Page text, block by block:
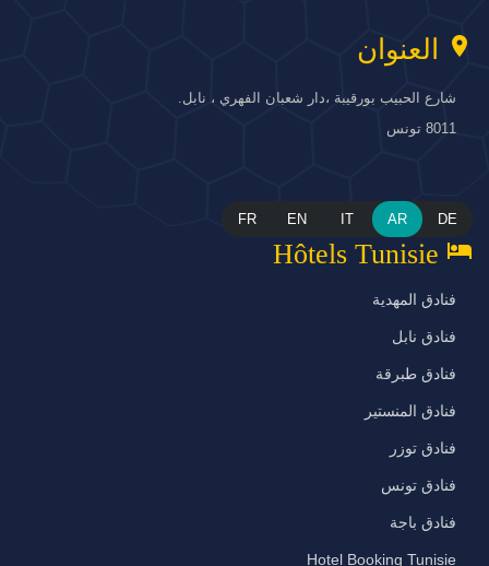
location_on العنوان
شارع الحبيب بورقيبة ،دار شعبان الفهري ، نابل.
8011 تونس
FR EN IT AR DE
hotel
فنادق المهدية
فنادق نابل
فنادق طبرقة
فنادق المنستير
فنادق توزر
فنادق تونس
فنادق باجة
Hotel Booking Tunisie